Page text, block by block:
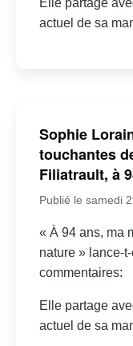
Elle partage
actuel de sa
Sophie
touchantes
Filiatrault, à
Publié le samedi
« À 94 ans, ma
nature » lance-
commentaires:
Elle partage
actuel de sa